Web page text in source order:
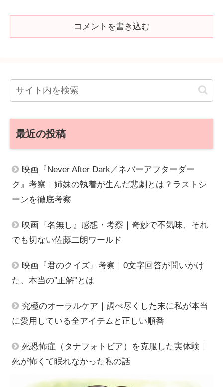
コメントを書き込む
最近の投稿
映画『Never After Dark／ネバーアフターダー
ク』考察｜姉妹の執着が生んだ悲劇とは？ラストシ
ーンを徹底考察
映画『名無し』感想・考察｜奇妙で不気味、それ
でも切ない佐藤二朗ワールド
映画『君のクイズ』考察｜0文字回答が問いかけ
た、本当の”正解”とは
究極のオーラルケア｜調べ尽くした末に私が本当
に愛用している全アイテムと正しい順番
死恐怖症（タナフォトビア）を克服した実体験｜
死が怖くて眠れなかった私の話